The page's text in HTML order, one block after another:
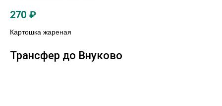
270 ₽
Картошка жареная
Трансфер до Внуково